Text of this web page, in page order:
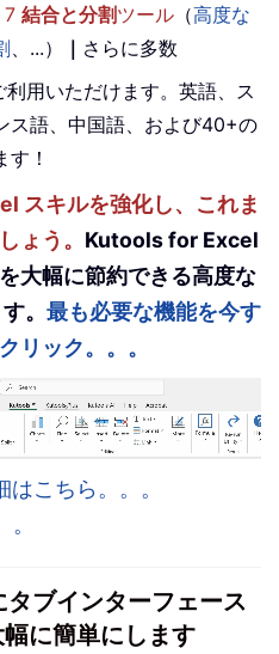
7 結合と分割ツール （高度な
、...） ｜ さらに多数
用いただけます。英語、ス
ス語、中国語、および40+の
！
スキルを強化し、これま
ょう。 Kutools for Excel
大幅に節約できる高度な
。 最も必要な機能を今す
リック。。。
こちら。。。
ブインターフェース
に簡単にします